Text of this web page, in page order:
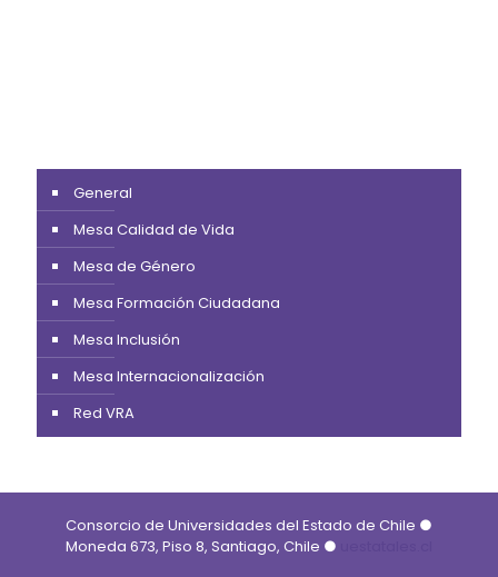
General
Mesa Calidad de Vida
Mesa de Género
Mesa Formación Ciudadana
Mesa Inclusión
Mesa Internacionalización
Red VRA
Consorcio de Universidades del Estado de Chile ●
Moneda 673, Piso 8, Santiago, Chile ●